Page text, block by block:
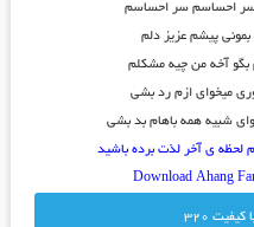
احساسم سر احساسم
پیشم عزیز دلم
آخه من چیه مشکلم
میخوای ازم رد بشی
شبیه همه باهام بد بشی
لحظه ی آخر لذت برده باشید
Download Ahang
320